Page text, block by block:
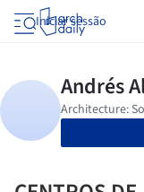
Iniciar sessão